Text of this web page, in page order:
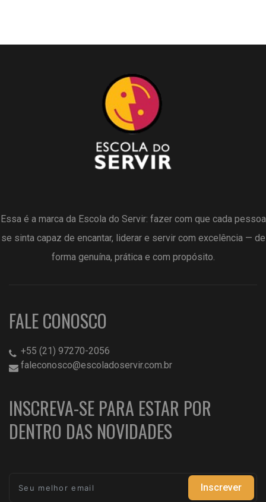
Essa é a marca da Escola do Servir: fazer com que cada pessoa
se sinta capaz de encantar, liderar e servir com excelência — de
forma genuína, prática e com propósito.
FALE CONOSCO
+55 (21) 97270-2056
faleconosco@escoladoservir.com.br
INSCREVA-SE PARA ESTAR POR
DENTRO DAS NOVIDADES
Inscrever